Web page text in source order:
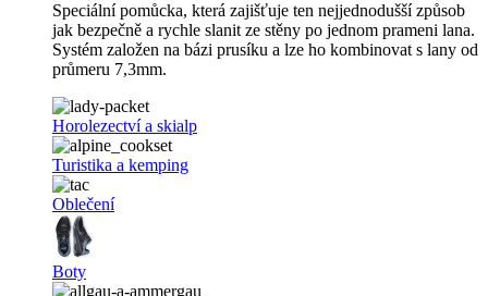
Speciální pomůcka, která zajišťuje ten nejjednodušší způsob
jak bezpečně a rychle slanit ze stěny po jednom prameni lana.
Systém založen na bázi prusíku a lze ho kombinovat s lany od
průmeru 7,3mm.
Horolezectví a skialp
Turistika a kemping
Oblečení
Boty